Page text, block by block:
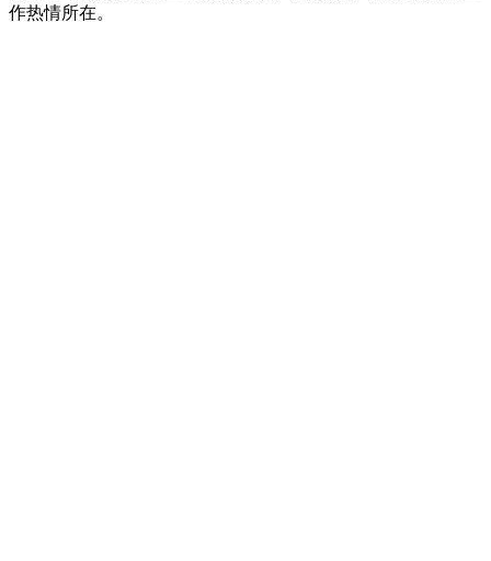
作热情所在。